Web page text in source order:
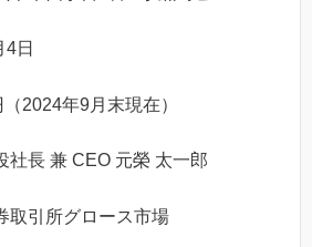
日
2024年9月末現在）
社長 兼 CEO 元榮 太一郎
取引所グロース市場